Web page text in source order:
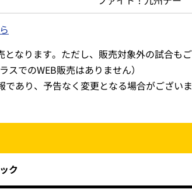
なります。ただし、販売対象外の試合も
でのWEB販売はありません）
であり、予告なく変更となる場合がござい
ク